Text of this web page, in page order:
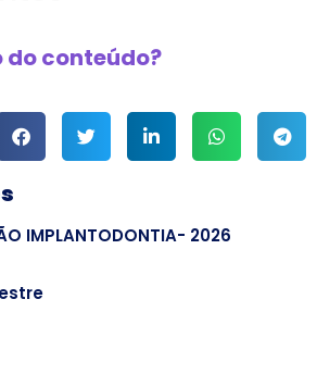
do conteúdo?
IMPLANTODONTIA- 2026